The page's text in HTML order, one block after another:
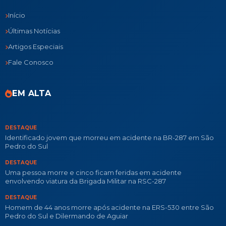
Início
Últimas Notícias
Artigos Especiais
Fale Conosco
EM ALTA
DESTAQUE
Identificado jovem que morreu em acidente na BR-287 em São
Pedro do Sul
DESTAQUE
Uma pessoa morre e cinco ficam feridas em acidente
envolvendo viatura da Brigada Militar na RSC-287
DESTAQUE
Homem de 44 anos morre após acidente na ERS-530 entre São
Pedro do Sul e Dilermando de Aguiar